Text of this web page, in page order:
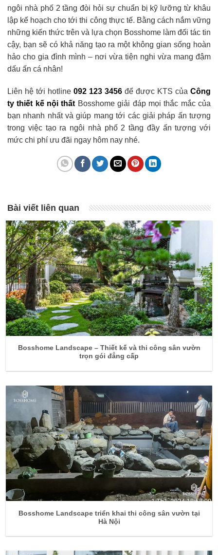
ngôi nhà phố 2 tầng đòi hỏi sự chuẩn bị kỹ lưỡng từ khâu
lập kế hoạch cho tới thi công thực tế. Bằng cách nắm vững
những kiến thức trên và lựa chọn Bosshome làm đối tác tin
cậy, bạn sẽ có khả năng tạo ra một không gian sống hoàn
hảo cho gia đình mình – nơi vừa tiện nghi vừa mang đậm
dấu ấn cá nhân!
Liên hệ tới hotline 092 123 3456 để được KTS của Công
ty thiết kế nội thất Bosshome giải đáp mọi thắc mắc của
bạn nhanh nhất và giúp mang tới các giải pháp ấn tượng
trong việc tạo ra ngôi nhà phố 2 tầng đầy ấn tượng với
mức chi phí ưu đãi ngay hôm nay nhé.
Bài viết liên quan
Bosshome Landscape – Thiết kế và thi công sân vườn
trọn gói đẳng cấp
Bosshome Landscape triển khai thi công sân vườn tại
Hà Nội